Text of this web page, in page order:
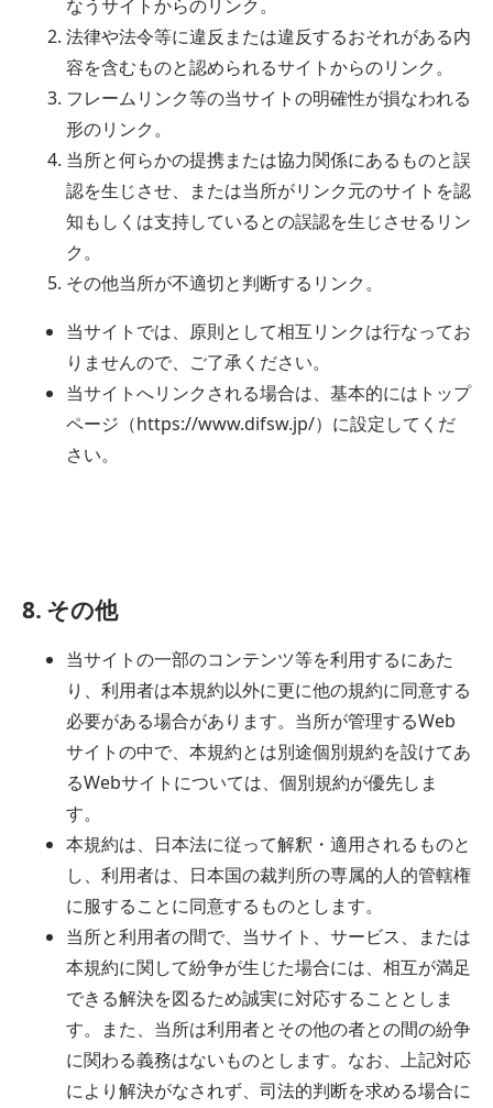
なうサイトからのリンク。
法律や法令等に違反または違反するおそれがある内
容を含むものと認められるサイトからのリンク。
フレームリンク等の当サイトの明確性が損なわれる
形のリンク。
当所と何らかの提携または協力関係にあるものと誤
認を生じさせ、または当所がリンク元のサイトを認
知もしくは支持しているとの誤認を生じさせるリン
ク。
その他当所が不適切と判断するリンク。
当サイトでは、原則として相互リンクは行なってお
りませんので、ご了承ください。
当サイトへリンクされる場合は、基本的にはトップ
ページ（https://www.difsw.jp/）に設定してくだ
さい。
8. その他
当サイトの一部のコンテンツ等を利用するにあた
り、利用者は本規約以外に更に他の規約に同意する
必要がある場合があります。当所が管理するWeb
サイトの中で、本規約とは別途個別規約を設けてあ
るWebサイトについては、個別規約が優先しま
す。
本規約は、日本法に従って解釈・適用されるものと
し、利用者は、日本国の裁判所の専属的人的管轄権
に服することに同意するものとします。
当所と利用者の間で、当サイト、サービス、または
本規約に関して紛争が生じた場合には、相互が満足
できる解決を図るため誠実に対応することとしま
す。また、当所は利用者とその他の者との間の紛争
に関わる義務はないものとします。なお、上記対応
により解決がなされず、司法的判断を求める場合に